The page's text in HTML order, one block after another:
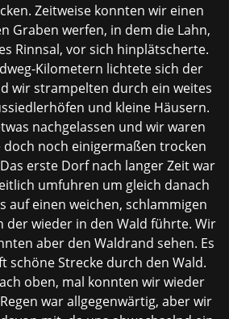
Zeitweise konnten wir einen
Graben werfen, in dem die Lahn,
Rinnsal, vor sich hinplätscherte.
Kilometern lichtete sich der
wir strampelten durch ein weites
und kleine Häusern.
nachgelassen und wir waren
noch einigermaßen trocken
erste Dorf nach langer Zeit war
umfuhren um gleich danach
auf einen weichen, schlammigen
der wieder in den Wald führte. Wir
aber den Waldrand sehen. Es
schöne Strecke durch den Wald.
oben, mal konnten wir wieder
war allgegenwärtig, aber wir